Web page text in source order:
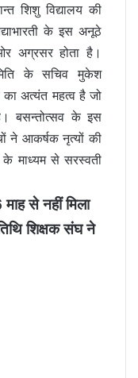
शिशु विद्यालय की
के इस अनूठे
अग्रसर होता है।
के सचिव मुकेश
अत्यंत महत्व है जो
बसन्तोत्सव के इस
ने आकर्षक नृत्यों की
के माध्यम से सरस्वती
से नहीं मिला
शिक्षक संघ ने